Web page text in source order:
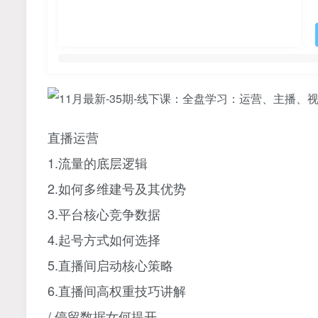
直播运营
1.流量的底层逻辑
2.如何多维建号及其优势
3.平台核心竞争数据
4.起号方式如何选择
5.直播间启动核心策略
6.直播间高权重技巧讲解